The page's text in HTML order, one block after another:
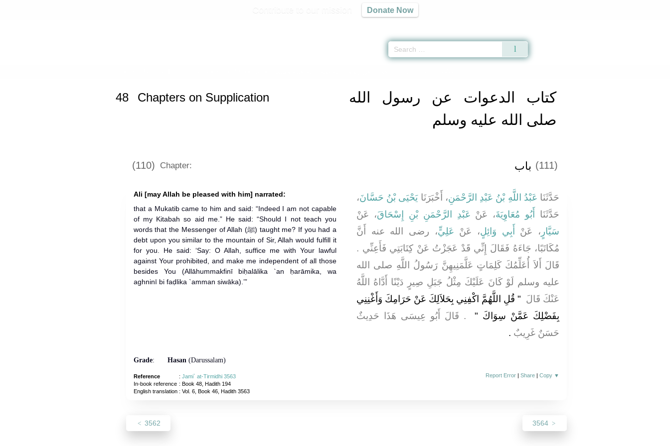
Donate Now
كتاب الدعوات عن رسول الله
صلى الله عليه وسلم
48 Chapters on Supplication
(110) Chapter: (111) باب
Ali [may Allah be pleased with him] narrated:
that a Mukatib came to him and said: “Indeed I am not capable
of my Kitabah so aid me.” He said: “Should I not teach you
words that the Messenger of Allah (ﷺ) taught me? If you had a
debt upon you similar to the mountain of Sir, Allah would fulfill it
for you. He said: ‘Say: O Allah, suffice me with Your lawful
against Your prohibited, and make me independent of all those
besides You (Allāhummakfinī biḥalālika `an ḥarāmika, wa
aghninī bi faḍlika `amman siwāka).’”
حَدَّثَنَا عَبْدُ اللَّهِ بْنُ عَبْدِ الرَّحْمَنِ، أَخْبَرَنَايَحْيَى بْنُ حَسَّانَ،
حَدَّثَنَا
أَبُو مُعَاوِيَةَ، عَنْ عَبْدِ الرَّحْمَنِ بْنِ إِسْحَاقَ، عَنْ
سَيَّارٍ ، عَنْ أَبِي وَائِلٍ، عَنْ عَلِيٍّ، رضى الله عنه أَنَّ
مُكَاتَبًا، جَاءَهُ فَقَالَ إِنِّي قَدْ عَجَزْتُ عَنْ كِتَابَتِي فَأَعِنِّي ‏.‏
قَالَ أَلاَ أُعَلِّمُكَ كَلِمَاتٍ عَلَّمَنِيهِنَّ رَسُولُ اللَّهِ صلى الله
عليه وسلم لَوْ كَانَ عَلَيْكَ مِثْلُ جَبَلِ صِيرٍ دَيْنًا أَدَّاهُ اللَّهُ
عَنْكَ قَالَ ‏ "‏ قُلِ اللَّهُمَّ اكْفِنِي بِحَلاَلِكَ عَنْ حَرَامِكَ وَأَغْنِنِي
بِفَضْلِكَ عَمَّنْ سِوَاكَ ‏"
‏ ‏.‏ قَالَ أَبُو عِيسَى هَذَا حَدِيثٌ
حَسَنٌ غَرِيبٌ ‏.‏
Grade: Hasan(Darussalam)
Reference : Jami` at-Tirmidhi 3563
In-book reference : Book 48, Hadith 194
English translation: Vol. 6, Book 46, Hadith 3563
Report Error |Share |Copy ▼
3562 3564